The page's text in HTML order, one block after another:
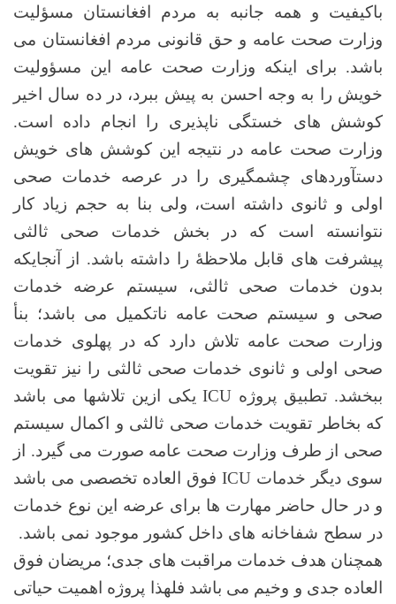
باکیفیت و همه جانبه به مردم افغانستان مسؤلیت
وزارت صحت عامه و حق قانونی مردم افغانستان می
باشد. برای اینکه وزارت صحت عامه این مسؤولیت
خویش را به وجه احسن به پیش ببرد، در ده سال اخیر
کوشش های خستگی ناپذیری را انجام داده است.
وزارت صحت عامه در نتیجه این کوشش های خویش
دستآوردهای چشمگیری را در عرصه خدمات صحی
اولی و ثانوی داشته است، ولی بنا به حجم زیاد کار
نتوانسته است که در بخش خدمات صحی ثالثی
پیشرفت های قابل ملاحظهٔ را داشته باشد. از آنجایکه
بدون خدمات صحی ثالثی، سیستم عرضه خدمات
صحی و سیستم صحت عامه ناتکمیل می باشد؛ بنأ
وزارت صحت عامه تلاش دارد که در پهلوی خدمات
صحی اولی و ثانوی خدمات صحی ثالثی را نیز تقویت
ببخشد. تطبیق پروژه ICUیکی ازین تلاشها می باشد
که بخاطر تقویت خدمات صحی ثالثی و اکمال سیستم
صحی از طرف وزارت صحت عامه صورت می گیرد. از
سوی دیگر خدمات ICU فوق العاده تخصصی می باشد
و در حال حاضر مهارت ها برای عرضه این نوع خدمات
در سطح شفاخانه های داخل کشور موجود نمی باشد.
همچنان هدف خدمات مراقبت های جدی؛ مریضان فوق
العاده جدی و وخیم می باشد فلهذا پروژه اهمیت حیاتی